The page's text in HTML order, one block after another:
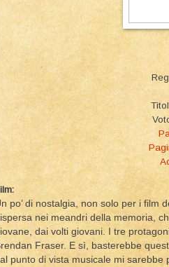
po’ di nostalgia, non solo per i film
nei meandri della memoria,
dai volti giovani. I tre
Fraser. E sì, basterebbe
punto di vista musicale mi sarebbe